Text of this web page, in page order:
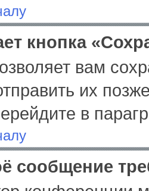
кнопка
вам
их
в
сообщение